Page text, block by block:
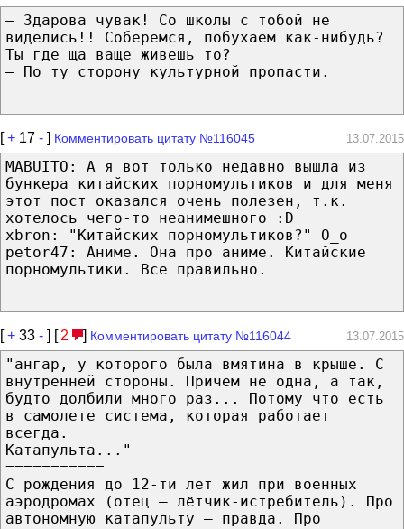
— Здарова чувак! Со школы с тобой не
виделись!! Соберемся, побухаем как-нибудь?
Ты где ща ваще живешь то?
— По ту сторону культурной пропасти.
[+ 17 - ] Комментировать цитату №116045 13.07.2015
MABUITO: А я вот только недавно вышла из
бункера китайских порномультиков и для меня
этот пост оказался очень полезен, т.к.
хотелось чего-то неанимешного :D
xbron: "Китайских порномультиков?" О_о
petor47: Аниме. Она про аниме. Китайские
порномультики. Все правильно.
[+ 33 - ] [ 2 ] Комментировать цитату №116044 13.07.2015
"ангар, у которого была вмятина в крыше. С
внутренней стороны. Причем не одна, а так,
будто долбили много раз... Потому что есть
в самолете система, которая работает
всегда.
Катапульта..."
===========
С рождения до 12-ти лет жил при военных
аэродромах (отец — лётчик-истребитель). Про
автономную катапульту — правда. Про